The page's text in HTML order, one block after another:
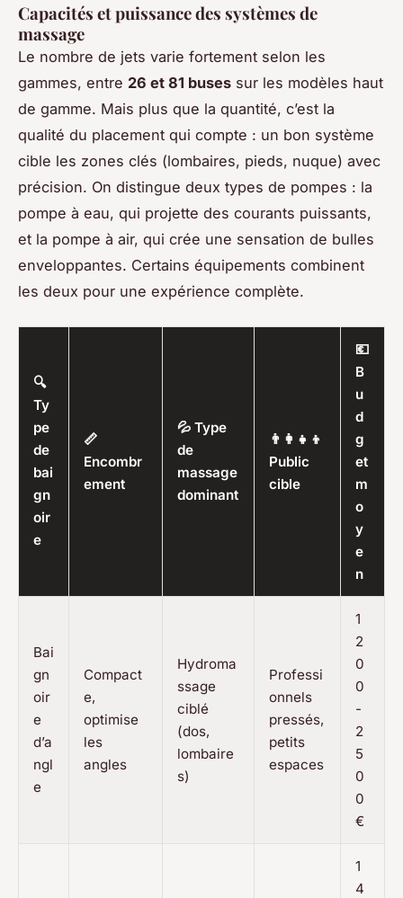
Capacités et puissance des systèmes de
massage
Le nombre de jets varie fortement selon les
gammes, entre 26 et 81 buses sur les modèles haut
de gamme. Mais plus que la quantité, c’est la
qualité du placement qui compte : un bon système
cible les zones clés (lombaires, pieds, nuque) avec
précision. On distingue deux types de pompes : la
pompe à eau, qui projette des courants puissants,
et la pompe à air, qui crée une sensation de bulles
enveloppantes. Certains équipements combinent
les deux pour une expérience complète.
🔍
Ty
pe
de
bai
gn
oir
e
📏
Encombr
ement
💦 Type
de
massage
dominant
👨‍👩‍👧‍👦
Public
cible
💶
B
u
d
g
et
m
o
y
e
n
Bai
gn
oir
e
d’a
ngl
e
Compact
e,
optimise
les
angles
Hydroma
ssage
ciblé
(dos,
lombaire
s)
Professi
onnels
pressés,
petits
espaces
1
2
0
0
-
2
5
0
0
€
1
4